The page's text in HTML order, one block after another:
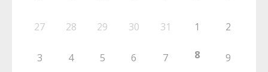
27 28 29 30 31 1 2
3 4 5 6 7 8 9